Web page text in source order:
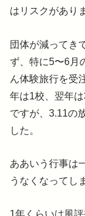
はリスクがあり
団体が減ってき
ず、特に5〜6月
ん体験旅行を受
年は1校、翌年
ですが、3.11の
した。
ああいう行事は
うなくなってし
1年くらいは風